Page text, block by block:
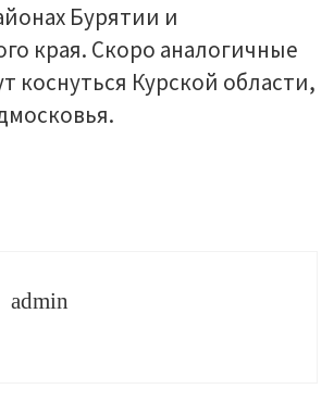
Бурятии и
края. Скоро аналогичные
коснуться Курской области,
admin